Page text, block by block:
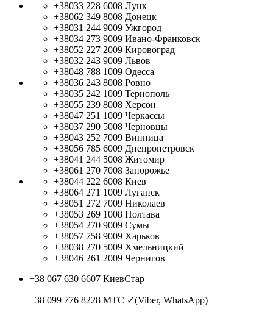
+38033 228 6008 Луцк
+38062 349 8008 Донецк
+38031 244 9009 Ужгород
+38034 273 9009 Ивано-Франковск
+38052 227 2009 Кировоград
+38032 243 9009 Львов
+38048 788 1009 Одесса
+38036 243 8008 Ровно
+38035 242 1009 Тернополь
+38055 239 8008 Херсон
+38047 251 1009 Черкассы
+38037 290 5008 Черновцы
+38043 252 7009 Винница
+38056 785 6009 Днепропетровск
+38041 244 5008 Житомир
+38061 270 7008 Запорожье
+38044 222 6008 Киев
+38064 271 1009 Луганск
+38051 272 7009 Николаев
+38053 269 1008 Полтава
+38054 270 9009 Сумы
+38057 758 9009 Харьков
+38038 270 5009 Хмельницкий
+38046 261 2009 Чернигов
+38 067 630 6607 КиевСтар
+38 099 776 8228 МТС ✓(Viber, WhatsApp)